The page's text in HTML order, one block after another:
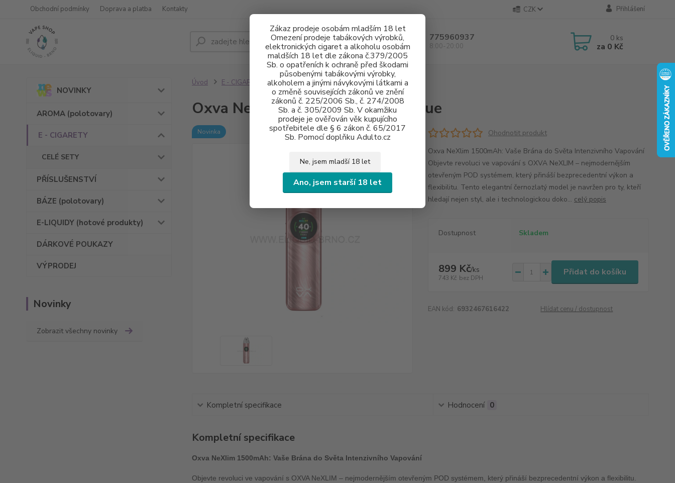
Zákaz prodeje osobám mladším 18 let
Omezení prodeje tabákových výrobků,
elektronických cigaret a alkoholu osobám
maldších 18 let dle zákona č.379/2005
Sb. o opatřeních k ochraně před škodami
působenými tabákovými výrobky,
alkoholem a jinými návykovými látkami a
o změně souvisejících zákonů ve znění
zákonů č. 225/2006 Sb., č. 274/2008
Sb. a č. 305/2009 Sb. V okamžiku
prodeje je ověřován věk kupujícího
spotřebitele dle § 6 zákon č. 65/2017
Sb. Pomocí doplňku Adulto.cz
Ne, jsem mladší 18 let
Ano, jsem starší 18 let
Obchodní podmínky Doprava a platba Kontakty CZK Přihlášení
Hledat 775960937
8:00-20:00
0 ks
za 0 Kč
NOVINKY
AROMA (polotovary)
E - CIGARETY
CELÉ SETY
PŘÍSLUŠENSTVÍ
BÁZE (polotovary)
E-LIQUIDY (hotové produkty)
DÁRKOVÉ POUKAZY
VÝPRODEJ
Novinky
Zobrazit všechny novinky
Úvod E - CIGARETY Oxva NeXlim 1500mAh Starry Blue
Oxva NeXlim 1500mAh Starry Blue
Novinka
Ohodnotit produkt
Oxva NeXlim 1500mAh: Vaše Brána do Světa Intenzivního Vapování
Objevte revoluci ve vapování s OXVA NeXLIM – nejmodernějším
otevřeným POD systémem, který přináší bezprecedentní výkon a
flexibilitu. Tento elegantní černozlatý model je navržen pro ty, kteří
hledají nejen styl, ale i technologickou doko... celý popis
Dostupnost Skladem
899 Kč/ks
743 Kč bez DPH
Přidat do košíku
EAN kód: 6932467616422 Hlídat cenu / dostupnost
Kompletní specifikace Hodnocení 0
Kompletní specifikace
Oxva NeXlim 1500mAh: Vaše Brána do Světa Intenzivního Vapování
Objevte revoluci ve vapování s OXVA NeXLIM – nejmodernějším otevřeným POD systémem, který přináší bezprecedentní výkon a flexibilitu.